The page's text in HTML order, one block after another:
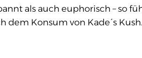
als auch euphorisch – so
dem Konsum von Kade´s Kush.